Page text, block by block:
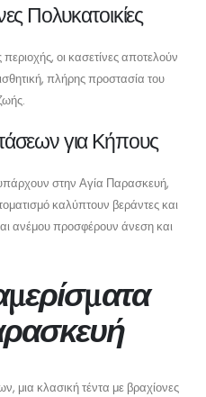
Πολυκατοικίες
περιοχής, οι κασετίνες αποτελούν
πλήρης προστασία του
για Κήπους
υπάρχουν στην Αγία Παρασκευή,
καλύπτουν βεράντες και
ανέμου προσφέρουν άνεση και
μια κλασική τέντα με βραχίονες